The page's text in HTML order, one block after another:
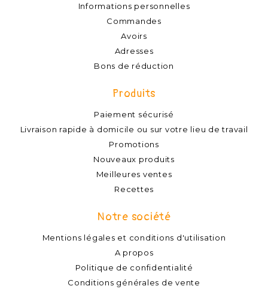
Informations personnelles
Commandes
Avoirs
Adresses
Bons de réduction
Produits
Paiement sécurisé
Livraison rapide à domicile ou sur votre lieu de travail
Promotions
Nouveaux produits
Meilleures ventes
Recettes
Notre société
Mentions légales et conditions d'utilisation
A propos
Politique de confidentialité
Conditions générales de vente